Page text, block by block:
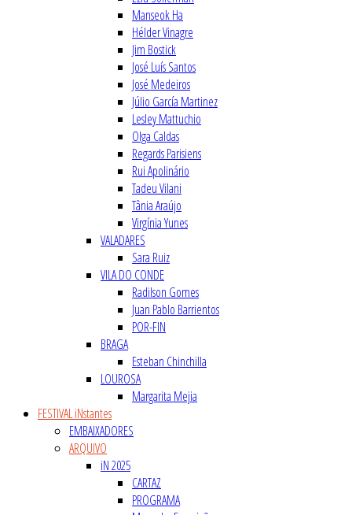
Manseok Ha
Hélder Vinagre
Jim Bostick
José Luís Santos
José Medeiros
Júlio García Martinez
Lesley Mattuchio
Olga Caldas
Regards Parisiens
Rui Apolinário
Tadeu Vilani
Tânia Araújo
Virgínia Yunes
VALADARES
Sara Ruiz
VILA DO CONDE
Radilson Gomes
Juan Pablo Barrientos
POR-FIN
BRAGA
Esteban Chinchilla
LOUROSA
Margarita Mejia
FESTIVAL iNstantes
EMBAIXADORES
ARQUIVO
iN 2025
CARTAZ
PROGRAMA